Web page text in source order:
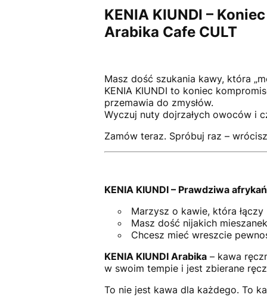
KENIA KIUNDI –
Arabika Cafe CULT
Masz dość szukania kawy, która
KENIA KIUNDI to koniec
przemawia do zmysłów.
Wyczuj nuty dojrzałych owoców i
Zamów teraz. Spróbuj raz –
KENIA KIUNDI – Prawdziwa
Marzysz o kawie, która
Masz dość nijakich
Chcesz mieć wreszcie
KENIA KIUNDI Arabika– kawa
w swoim tempie i jest zbierane
To nie jest kawa dla każdego. To